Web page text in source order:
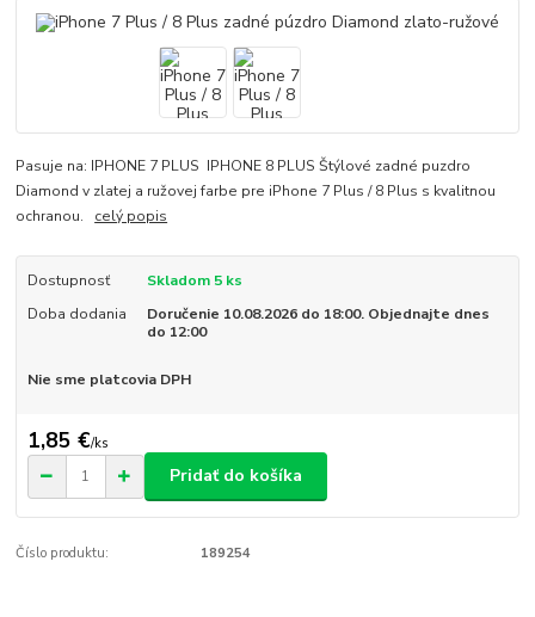
Pasuje na: IPHONE 7 PLUS IPHONE 8 PLUS Štýlové zadné puzdro
Diamond v zlatej a ružovej farbe pre iPhone 7 Plus / 8 Plus s kvalitnou
ochranou. celý popis
Dostupnosť
Skladom 5 ks
Doba dodania
Doručenie 10.08.2026 do 18:00. Objednajte dnes
do 12:00
Nie sme platcovia DPH
1,85 €/ks
Pridať do košíka
Číslo produktu: 189254